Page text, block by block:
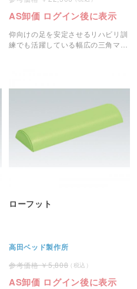
AS卸価 ログイン後に表示
仰向けの足を安定させるリハビリ訓
練でも活躍している幅広の三角マク
ローフット
高田ベッド製作所
5,808
AS卸価 ログイン後に表示